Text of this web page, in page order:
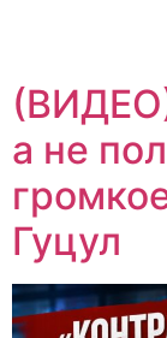
а не
Гуцул